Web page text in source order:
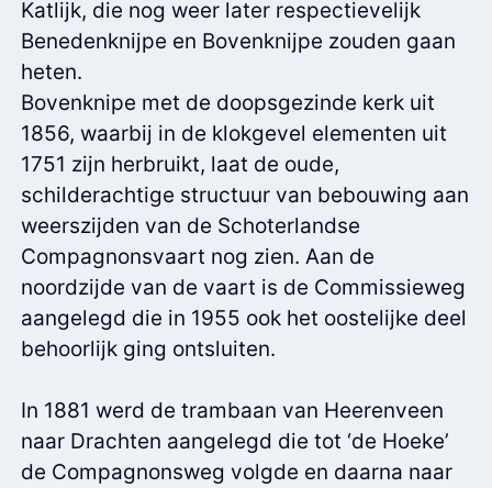
Katlijk, die nog weer later respectievelijk
Benedenknijpe en Bovenknijpe zouden gaan
heten.
Bovenknipe met de doopsgezinde kerk uit
1856, waarbij in de klokgevel elementen uit
1751 zijn herbruikt, laat de oude,
schilderachtige structuur van bebouwing aan
weerszijden van de Schoterlandse
Compagnonsvaart nog zien. Aan de
noordzijde van de vaart is de Commissieweg
aangelegd die in 1955 ook het oostelijke deel
behoorlijk ging ontsluiten.
In 1881 werd de trambaan van Heerenveen
naar Drachten aangelegd die tot ‘de Hoeke’
de Compagnonsweg volgde en daarna naar